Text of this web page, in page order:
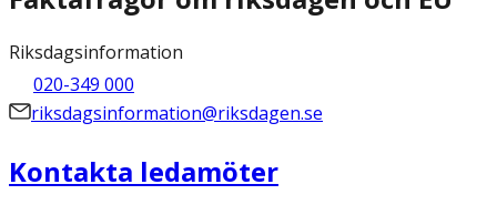
Riksdagsinformation
020-349 000
riksdagsinformation@riksdagen.se
Kontakta ledamöter